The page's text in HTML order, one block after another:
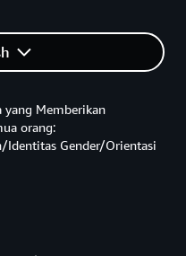
yang Memberikan
orang:
Gender/Orientasi